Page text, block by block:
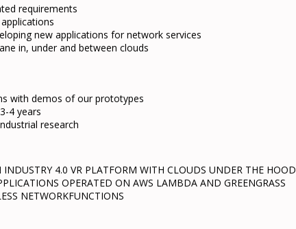
requirements
new applications for network services
in, under and between clouds
with demos of our prototypes
4 years
research
4.0 VR PLATFORM WITH CLOUDS UNDER THE HOOD
OPERATED ON AWS LAMBDA AND GREENGRASS
NETWORKFUNCTIONS